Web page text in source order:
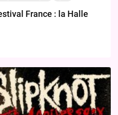
France : la Halle